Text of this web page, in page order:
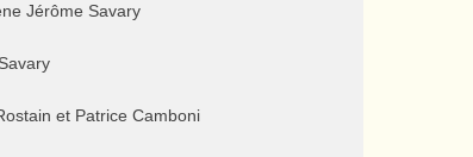
Jérôme Savary
et Patrice Camboni